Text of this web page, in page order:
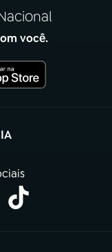
você.
nova aba)